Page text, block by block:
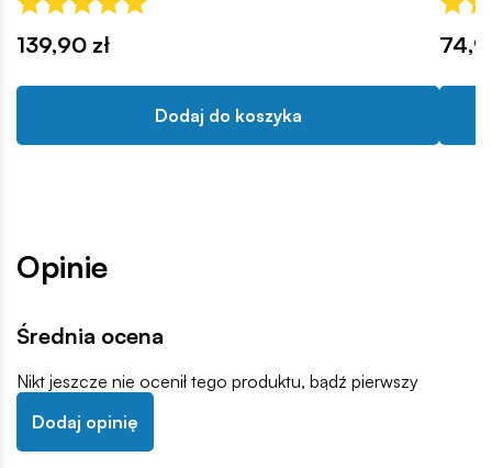
139,90 zł
Dodaj do koszyka
Opinie
Średnia ocena
Nikt jeszcze nie ocenił tego produktu, bądź pierwszy
Dodaj opinię